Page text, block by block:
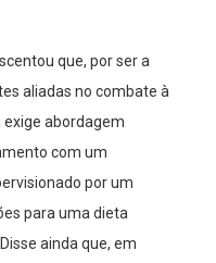
que, por ser a
aliadas no combate à
abordagem
com um
por um
para uma dieta
ainda que, em